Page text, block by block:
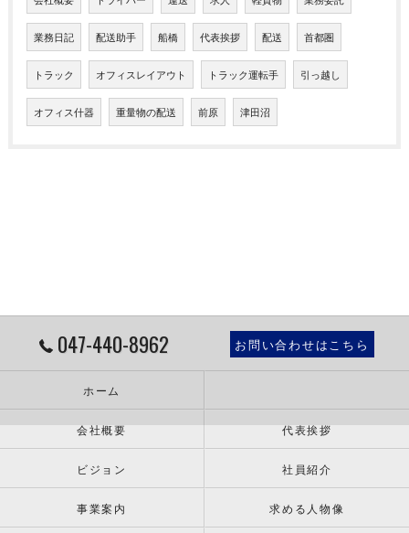
業務日記 配送助手 船橋 代表挨拶 配送 首都圏
トラック オフィスレイアウト トラック運転手 引っ越し
オフィス什器 重量物の配送 前原 津田沼
047-440-8962 お問い合わせはこちら
ホーム
会社概要 代表挨拶
ビジョン 社員紹介
事業案内 求める人物像